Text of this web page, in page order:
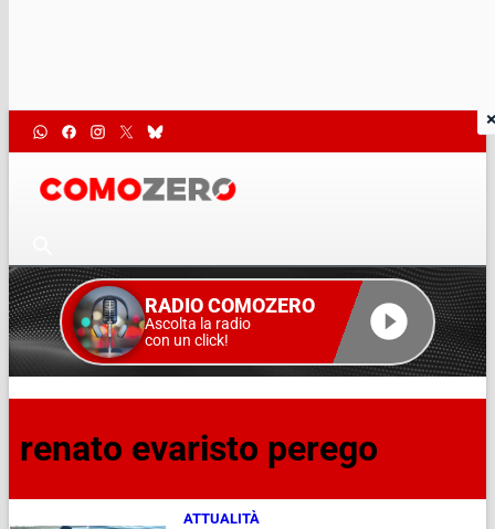
RADIO COMOZERO
Ascolta la radio
con un click!
renato evaristo perego
ATTUALITÀ